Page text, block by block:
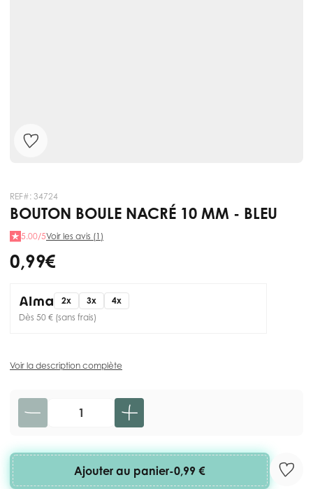
REF#: 34724
BOUTON BOULE NACRÉ 10 MM - BLEU
5.00/5Voir les avis (1)
0,99 €
2x 3x
4x
Dès 50 € (sans frais)
Voir la description complète
Quantité
Ajouter au panier-0,99 €